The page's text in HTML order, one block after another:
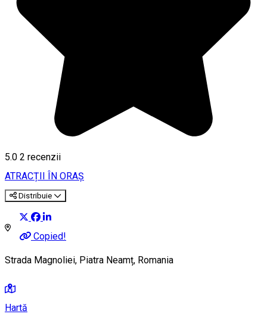
5.0 2 recenzii
ATRACȚII ÎN ORAȘ
Distribuie
Copied!
Strada Magnoliei, Piatra Neamț, Romania
Hartă